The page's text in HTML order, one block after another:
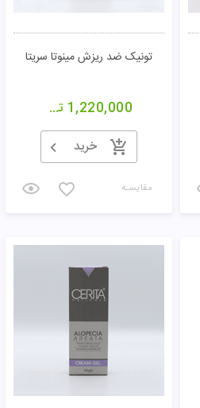
تونیک ضد ریزش مینوتا سریتا
1,220,000 تومان
خرید
مقایسـه